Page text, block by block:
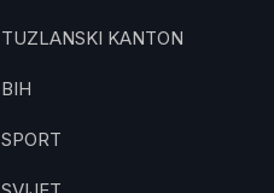
TUZLANSKI KANTON
BIH
SPORT